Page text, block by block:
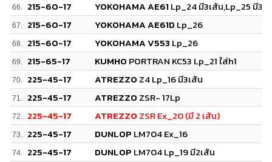
66. 215-60-17 YOKOHAMA AE61 Lp_24 มี3เส้น,Lp_25 มี3เ
67. 215-60-17 YOKOHAMA AE61D Lp_26
68. 215-60-17 YOKOHAMA V553 Lp_26
69. 215-65-17 KUMHO PORTRAN KC53 Lp_21 ใส่h1
70. 225-45-17 ATREZZO Z4 Lp_16 มี3เส้น
71. 225-45-17 ATREZZO ZSR- 17Lp
72. 225-45-17 ATREZZO ZSR Ex_20 (มี 2 เส้น)
73. 225-45-17 DUNLOP LM704 Ex_16
74. 225-45-17 DUNLOP LM704 Lp_19 มี2เส้น